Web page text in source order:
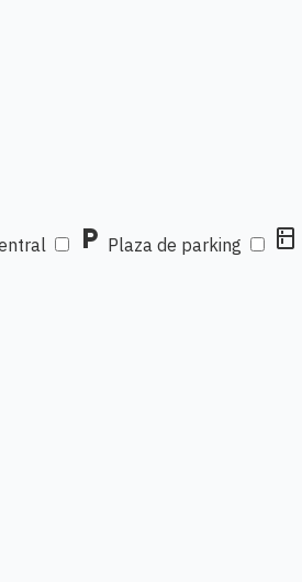
local_parking Plaza de parking kitchen